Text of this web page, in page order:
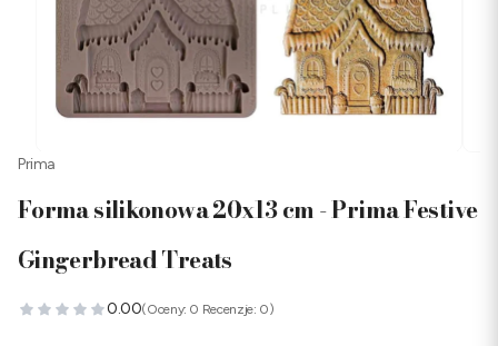
Prima
Forma silikonowa 20x13 cm - Prima Festive
Gingerbread Treats
0.00(Oceny: 0 Recenzje: 0)